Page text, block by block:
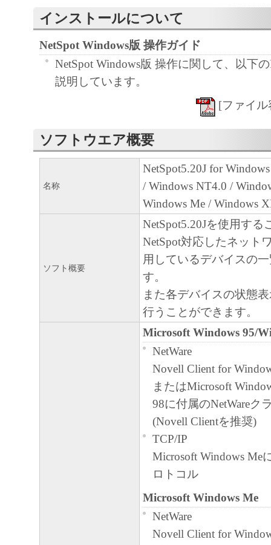
お客様は、「本ソフトウェア」に含ま
はキヤノンのライセンサーの著作権表
しもしくは削除してはなりません。
保証の否認・免責
「本ソフトウェア」は、『現状の
用許諾されます。キヤノン、キヤ
ヤノンの関連会社、それらの販売
店のいずれも、「本ソフトウェア
性および特定の目的への適合性の
なる保証も、明示たると黙示たる
ないものとします。
キヤノン、キヤノンの子会社、キ
社、それらの販売代理店または販
「本ソフトウェア」の使用または
るいかなる損害（逸失利益および
たは付随的な損害を含むがこれら
ての損害を言います。）について
れる限り、一切の責任を負わない
とえ、キヤノン、キヤノンの子会
連会社、それらの販売代理店また
キヤノン、キヤノンの子会社、キ
社、それらの販売代理店または販
「本ソフトウェア」、または「本
生じたいかなる紛争についても、
いものとします。
お客様は、日本国政府または関連する
な認可等を得ることなしに、「本ソフ
インストールについて
NetSpot Windows版 操作ガイド
NetSpot Windows版 操作に関して、以下
説明しています。
[ファイル
ソフトウエア概要
名称
NetSpot5.20J for
/ Windows NT4.0 /
Windows Me / Windows
ソフト概要
NetSpot5.20Jを使用する
NetSpot対応したネット
用しているデバイスの
す。
また各デバイスの状態
行うことができます。
Microsoft Windows 95/
NetWare
Novell Client for
またはMicrosoft
98に付属のNetWareク
(Novell Clientを推奨)
TCP/IP
Microsoft Windows Me
ロトコル
Microsoft Windows Me
NetWare
Novell Client for